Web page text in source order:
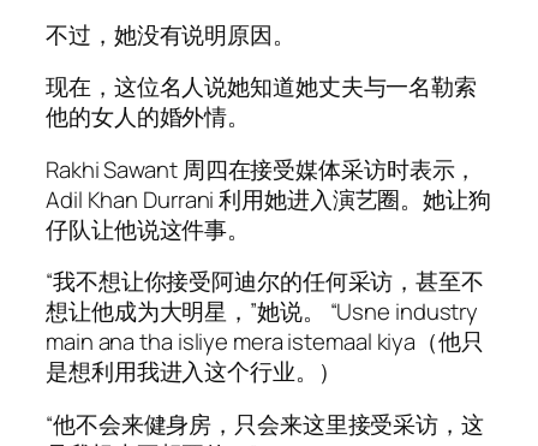
不过，她没有说明原因。
现在，这位名人说她知道她丈夫与一名勒索
他的女人的婚外情。
Rakhi Sawant 周四在接受媒体采访时表示，
Adil Khan Durrani 利用她进入演艺圈。她让狗
仔队让他说这件事。
“我不想让你接受阿迪尔的任何采访，甚至不
想让他成为大明星，”她说。 “Usne industry
main ana tha isliye mera istemaal kiya（他只
是想利用我进入这个行业。）
“他不会来健身房，只会来这里接受采访，这